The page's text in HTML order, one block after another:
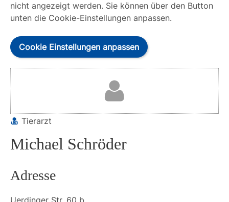
nicht angezeigt werden. Sie können über den Button
unten die Cookie-Einstellungen anpassen.
Cookie Einstellungen anpassen
Tierarzt
Michael Schröder
Adresse
Uerdinger Str. 60 b